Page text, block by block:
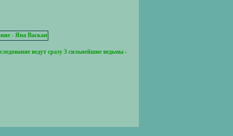
ведут сразу 3 сильнейшие ведьмы -